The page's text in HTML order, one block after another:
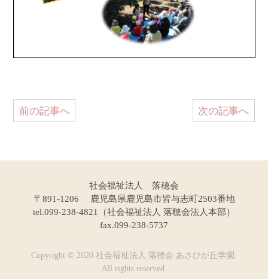
前の記事へ 次の記事へ
社会福祉法人 落穂会
〒891-1206 鹿児島県鹿児島市皆与志町2503番地
tel.099-238-4821（社会福祉法人 落穂会法人本部）
fax.099-238-5737
Copyright © 2020 社会福祉法人 落穂会 あさひが丘学園.
All rights reserved.